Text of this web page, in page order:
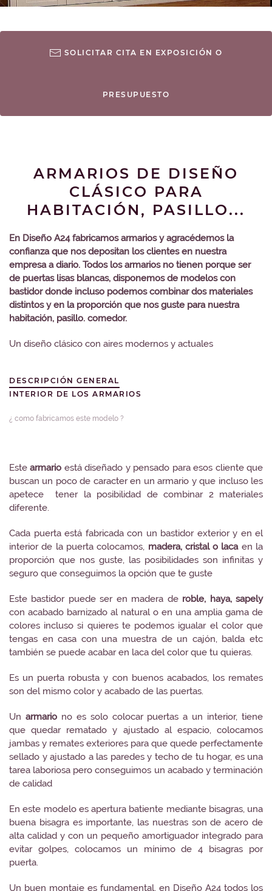
SOLICITAR CITA EN EXPOSICIÓN O
PRESUPUESTO
ARMARIOS DE DISEÑO
CLÁSICO PARA
HABITACIÓN, PASILLO...
En Diseño A24 fabricamos armarios y agracédemos la
confianza que nos depositan los clientes en nuestra
empresa a diario. Todos los armarios no tienen porque ser
de puertas lisas blancas, disponemos de modelos con
bastidor donde incluso podemos combinar dos materiales
distintos y en la proporción que nos guste para nuestra
habitación, pasillo. comedor.
Un diseño clásico con aires modernos y actuales
DESCRIPCIÓN GENERAL
INTERIOR DE LOS ARMARIOS
¿ como fabricamos este modelo ?
Estearmario está diseñado y pensado para esos cliente que
buscan un poco de caracter en un armario y que incluso les
apetece tener la posibilidad de combinar 2 materiales
diferente.
Cada puerta está fabricada con un bastidor exterior y en el
interior de la puerta colocamos, madera, cristal o lacaen la
proporción que nos guste, las posibilidades son infinitas y
seguro que conseguimos la opción que te guste
Este bastidor puede ser en madera de roble, haya, sapely
con acabado barnizado al natural o en una amplia gama de
colores incluso si quieres te podemos igualar el color que
tengas en casa con una muestra de un cajón, balda etc
también se puede acabar en laca del color que tu quieras.
Es un puerta robusta y con buenos acabados, los remates
son del mismo color y acabado de las puertas.
Un armariono es solo colocar puertas a un interior, tiene
que quedar rematado y ajustado al espacio, colocamos
jambas y remates exteriores para que quede perfectamente
sellado y ajustado a las paredes y techo de tu hogar, es una
tarea laboriosa pero conseguimos un acabado y terminación
de calidad
En este modelo es apertura batiente mediante bisagras, una
buena bisagra es importante, las nuestras son de acero de
alta calidad y con un pequeño amortiguador integrado para
evitar golpes, colocamos un mínimo de 4 bisagras por
puerta.
Un buen montaje es fundamental, en Diseño A24 todos los